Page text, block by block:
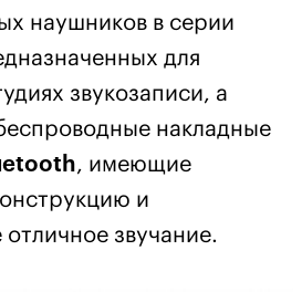
наушников в серии
для
звукозаписи, а
накладные
, имеющие
и
звучание.